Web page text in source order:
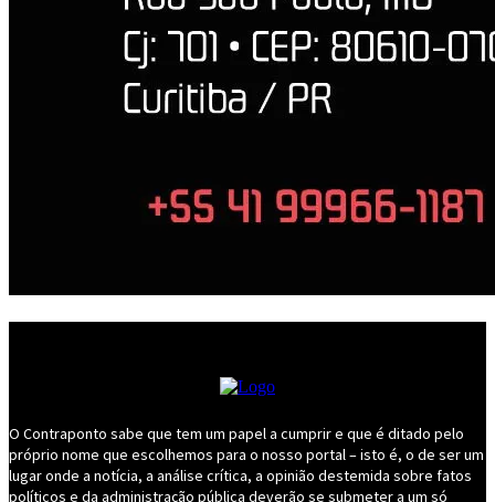
O Contraponto sabe que tem um papel a cumprir e que é ditado pelo
próprio nome que escolhemos para o nosso portal – isto é, o de ser um
lugar onde a notícia, a análise crítica, a opinião destemida sobre fatos
políticos e da administração pública deverão se submeter a um só